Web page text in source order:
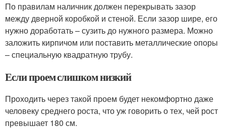
По правилам наличник должен перекрывать зазор
между дверной коробкой и стеной. Если зазор шире, его
нужно доработать – сузить до нужного размера. Можно
заложить кирпичом или поставить металлические опоры
– специальную квадратную трубу.
Если проем слишком низкий
Проходить через такой проем будет некомфортно даже
человеку среднего роста, что уж говорить о тех, чей рост
превышает 180 см.